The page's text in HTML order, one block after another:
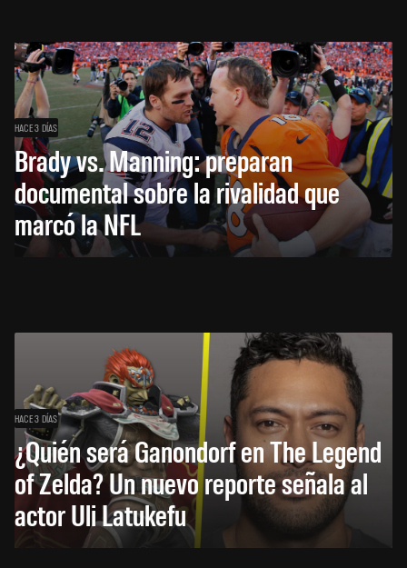
HACE 3 DÍAS
Brady vs. Manning: preparan
documental sobre la rivalidad que
marcó la NFL
HACE 3 DÍAS
¿Quién será Ganondorf en The Legend
of Zelda? Un nuevo reporte señala al
actor Uli Latukefu